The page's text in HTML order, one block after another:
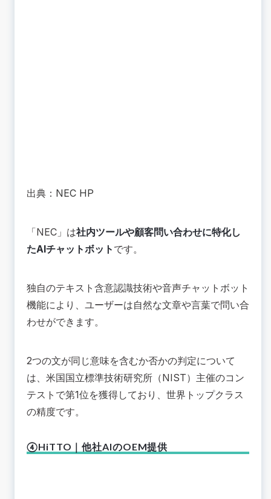
出典： NEC HP
「NEC」は社内ツールや顧客問い合わせに特化し
たAIチャットボット です。
独自のテキスト含意認識技術や音声チャットボット
機能により、ユーザーは自然な文章や言葉で問い合
わせができます。
2つの文が同じ意味を含むか否かの判定について
は、米国国立標準技術研究所（NIST）主催のコン
テストで第1位を獲得しており、世界トップクラス
の精度です。
④HiTTO｜他社AIのOEM提供